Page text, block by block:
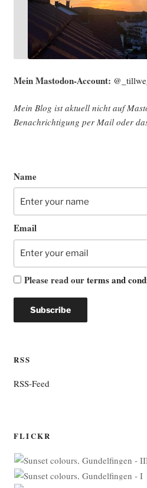
Mein Mast­o­don-Account:
Mein Blog ist aktu­ell nicht auf
Benach­rich­ti­gung per Mail oder
Name
Email
Please read ourterms and
RSS
RSS-Feed
FLICKR